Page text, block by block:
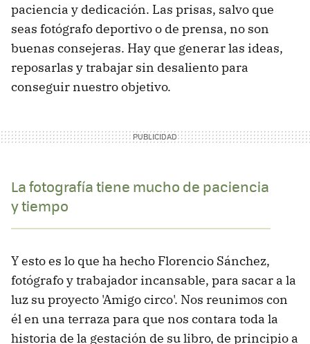
paciencia y dedicación. Las prisas, salvo que
seas fotógrafo deportivo o de prensa, no son
buenas consejeras. Hay que generar las ideas,
reposarlas y trabajar sin desaliento para
conseguir nuestro objetivo.
La fotografía tiene mucho de paciencia
y tiempo
Y esto es lo que ha hecho Florencio Sánchez,
fotógrafo y trabajador incansable, para sacar a la
luz su proyecto 'Amigo circo'. Nos reunimos con
él en una terraza para que nos contara toda la
historia de la gestación de su libro, de principio a